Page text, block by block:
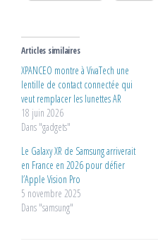
Articles similaires
XPANCEO montre à VivaTech une
lentille de contact connectée qui
veut remplacer les lunettes AR
18 juin 2026
Dans "gadgets"
Le Galaxy XR de Samsung arriverait
en France en 2026 pour défier
l’Apple Vision Pro
5 novembre 2025
Dans "samsung"